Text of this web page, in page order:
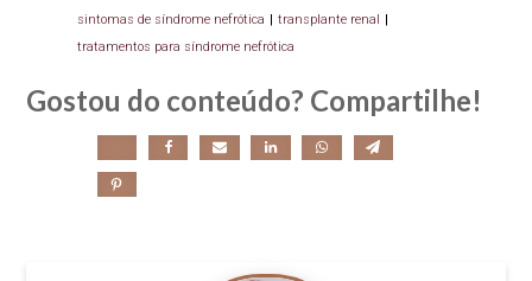
sintomas de síndrome nefrótica
transplante renal
tratamentos para síndrome nefrótica
Gostou do conteúdo? Compartilhe!